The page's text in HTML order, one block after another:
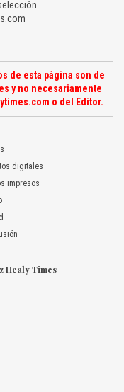
de esta página son de
y no necesariamente
o del Editor.
digitales
impresos
Healy Times